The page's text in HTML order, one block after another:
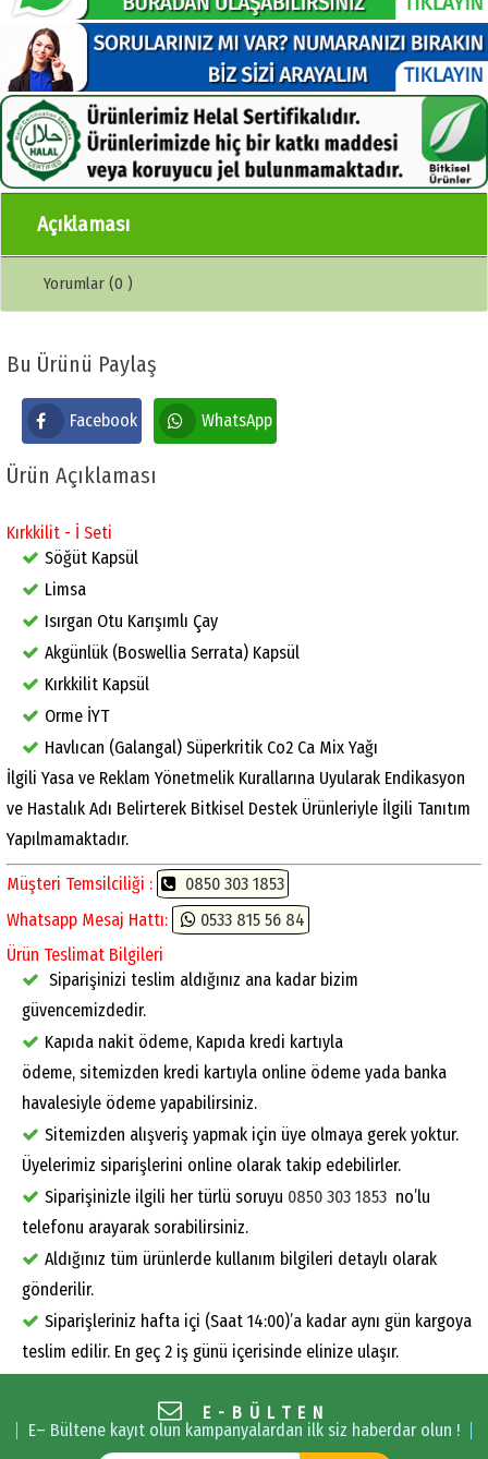
Açıklaması
Yorumlar (0 )
Bu Ürünü Paylaş
Facebook WhatsApp
Ürün Açıklaması
Kırkkilit - İ Seti
Söğüt Kapsül
Limsa
Isırgan Otu Karışımlı Çay
Akgünlük (Boswellia Serrata) Kapsül
Kırkkilit Kapsül
Orme İYT
Havlıcan (Galangal) Süperkritik Co2 Ca Mix Yağı
İlgili Yasa ve Reklam Yönetmelik Kurallarına Uyularak Endikasyon
ve Hastalık Adı Belirterek Bitkisel Destek Ürünleriyle İlgili Tanıtım
Yapılmamaktadır.
Müşteri Temsilciliği :
0850 303 1853
Whatsapp Mesaj Hattı:
0533 815 56 84
Ürün Teslimat Bilgileri
Siparişinizi teslim aldığınız ana kadar bizim
güvencemizdedir.
Kapıda nakit ödeme, Kapıda kredi kartıyla
ödeme, sitemizden kredi kartıyla online ödeme yada banka
havalesiyle ödeme yapabilirsiniz.
Sitemizden alışveriş yapmak için üye olmaya gerek yoktur.
Üyelerimiz siparişlerini online olarak takip edebilirler.
Siparişinizle ilgili her türlü soruyu 0850 303 1853 no’lu
telefonu arayarak sorabilirsiniz.
Aldığınız tüm ürünlerde kullanım bilgileri detaylı olarak
gönderilir.
Siparişleriniz hafta içi (Saat 14:00)’a kadar aynı gün kargoya
teslim edilir. En geç 2 iş günü içerisinde elinize ulaşır.
E-BÜLTEN
E– Bültene kayıt olun kampanyalardan ilk siz haberdar olun !